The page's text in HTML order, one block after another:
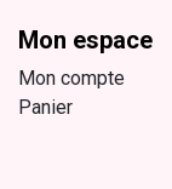
Mon espace
Mon compte
Panier